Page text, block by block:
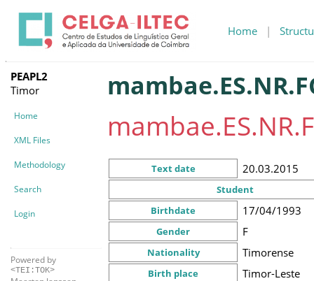
Home |
PEAPL2
Timor
Home
XML Files
Methodology
Search
Login
Powered by
<TEI:TOK>
Text date 20.03.2015
Student
Birthdate
17/04/1993
Gender F
Nationality Timorense
Birth place Timor-Leste